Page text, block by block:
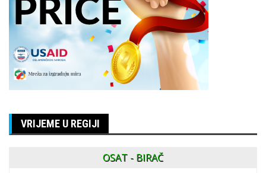
VRIJEME U REGIJI
OSAT - BIRAČ